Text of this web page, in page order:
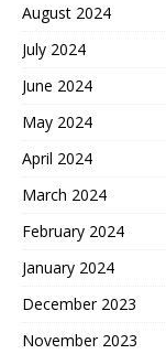
August 2024
July 2024
June 2024
May 2024
April 2024
March 2024
February 2024
January 2024
December 2023
November 2023